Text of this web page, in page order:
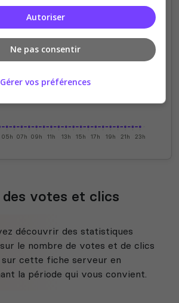
05h 07h 09h 11h 13h 15h 17h 19h 21h 23h
votes et clics
découvrir des statistiques
le nombre de votes et de clics
cette fiche serveur en
la période qui vous convient.
Autoriser
Ne pas consentir
Gérer vos préférences